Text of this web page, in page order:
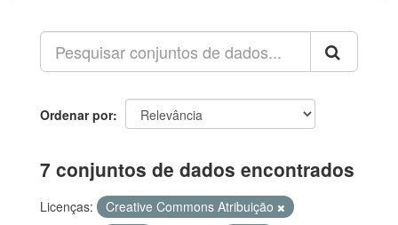
Ordenar por
7 conjuntos de dados encontrados
Licenças:
Creative Commons Atribuição